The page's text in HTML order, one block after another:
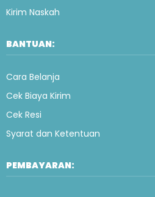
Kirim Naskah
BANTUAN:
Cara Belanja
Cek Biaya Kirim
Cek Resi
Syarat dan Ketentuan
PEMBAYARAN: